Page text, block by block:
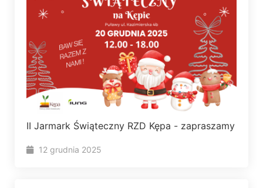
II Jarmark Świąteczny RZD Kępa - zapraszamy
12 grudnia 2025